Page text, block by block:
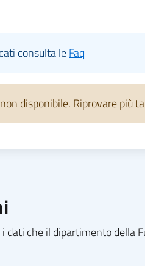
consulta leFaq
disponibile. Riprovare più
dati che il dipartimento